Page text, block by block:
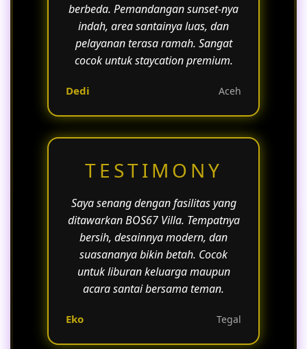
berbeda. Pemandangan sunset-nya
indah, area santainya luas, dan
pelayanan terasa ramah. Sangat
cocok untuk staycation premium.
Dedi Aceh
TESTIMONY
Saya senang dengan fasilitas yang
ditawarkan BOS67 Villa. Tempatnya
bersih, desainnya modern, dan
suasananya bikin betah. Cocok
untuk liburan keluarga maupun
acara santai bersama teman.
Eko Tegal